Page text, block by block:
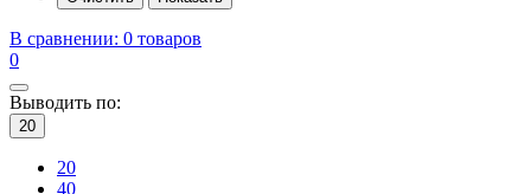
В сравнении: 0 товаров
0
Выводить по:
20
20
40